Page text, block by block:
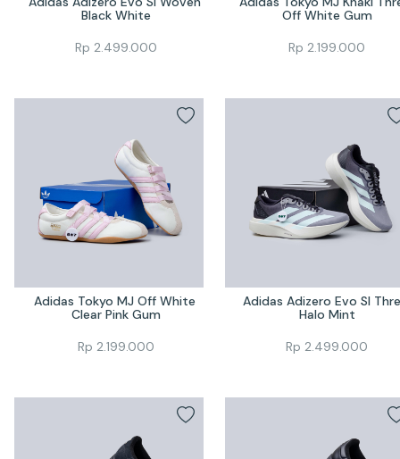
Black White
Rp 2.499.000
Off White Gum
Rp 2.199.000
Adidas Tokyo MJ Off White
Clear Pink Gum
Rp 2.199.000
Adidas Adizero Evo Sl
Halo Mint
Rp 2.499.000